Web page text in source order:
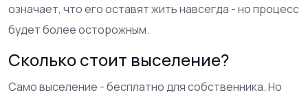
означает, что его оставят жить навсегда - но процесс
будет более осторожным.
Сколько стоит выселение?
Само выселение - бесплатно для собственника. Но